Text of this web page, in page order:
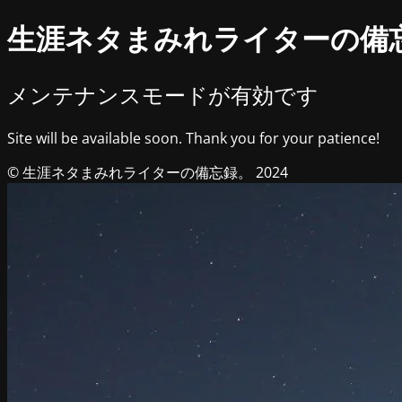
生涯ネタまみれライターの備
メンテナンスモードが有効です
Site will be available soon. Thank you for your patience!
© 生涯ネタまみれライターの備忘録。 2024